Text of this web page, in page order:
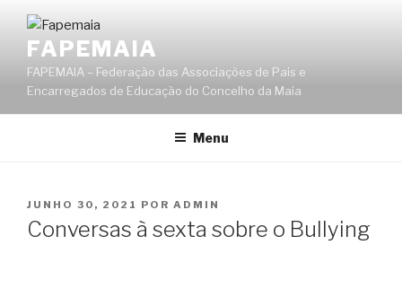
conteúdo
FAPEMAIA
FAPEMAIA – Federação das Associações de Pais e
Encarregados de Educação do Concelho da Maia
Menu
PUBLICADO
EM
JUNHO 30, 2021 POR ADMIN
Conversas à sexta sobre o Bullying